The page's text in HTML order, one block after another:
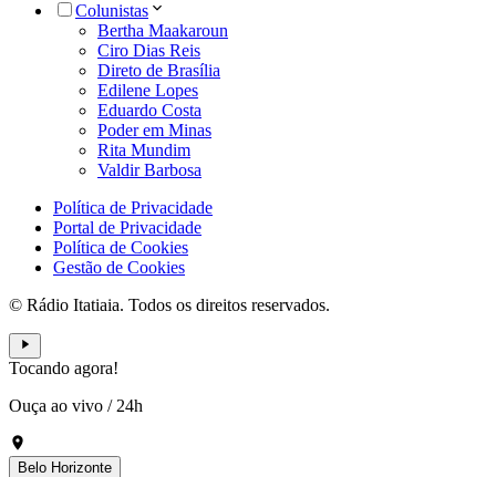
Colunistas
Bertha Maakaroun
Ciro Dias Reis
Direto de Brasília
Edilene Lopes
Eduardo Costa
Poder em Minas
Rita Mundim
Valdir Barbosa
Política de Privacidade
Portal de Privacidade
Política de Cookies
Gestão de Cookies
© Rádio Itatiaia. Todos os direitos reservados.
Tocando agora!
Ouça ao vivo / 24h
Belo Horizonte